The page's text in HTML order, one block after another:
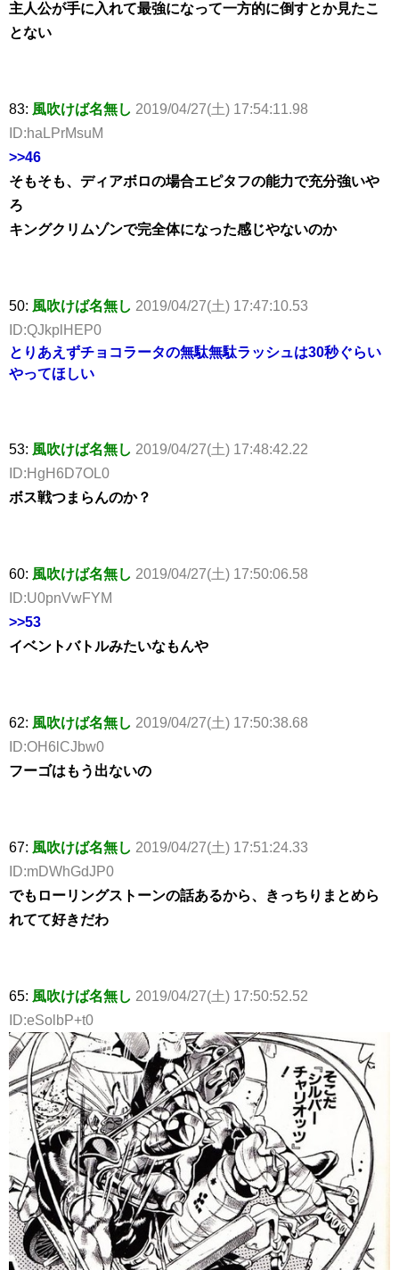
主人公が手に入れて最強になって一方的に倒すとか見たこ
とない
83: 風吹けば名無し 2019/04/27(土) 17:54:11.98
ID:haLPrMsuM
>>46
そもそも、ディアボロの場合エピタフの能力で充分強いや
ろ
キングクリムゾンで完全体になった感じやないのか
50: 風吹けば名無し 2019/04/27(土) 17:47:10.53
ID:QJkplHEP0
とりあえずチョコラータの無駄無駄ラッシュは30秒ぐらい
やってほしい
53: 風吹けば名無し 2019/04/27(土) 17:48:42.22
ID:HgH6D7OL0
ボス戦つまらんのか？
60: 風吹けば名無し 2019/04/27(土) 17:50:06.58
ID:U0pnVwFYM
>>53
イベントバトルみたいなもんや
62: 風吹けば名無し 2019/04/27(土) 17:50:38.68
ID:OH6lCJbw0
フーゴはもう出ないの
67: 風吹けば名無し 2019/04/27(土) 17:51:24.33
ID:mDWhGdJP0
でもローリングストーンの話あるから、きっちりまとめら
れてて好きだわ
65: 風吹けば名無し 2019/04/27(土) 17:50:52.52
ID:eSolbP+t0